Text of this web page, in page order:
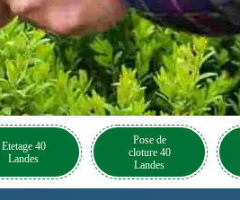
Etetage 40
Landes
Pose de
cloture 40
Landes